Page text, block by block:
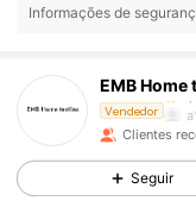
Informações de
EMB Home
Vendedor
Clientes
Seguir